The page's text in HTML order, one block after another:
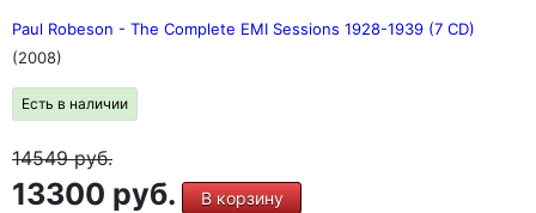
Paul Robeson - The Complete EMI Sessions 1928-1939 (7 CD)
(2008)
Есть в наличии
14549руб.
13300 руб. В корзину